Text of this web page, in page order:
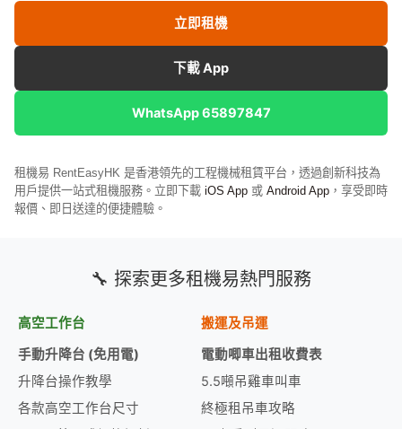
立即租機
下載 App
WhatsApp 65897847
租機易 RentEasyHK 是香港領先的工程機械租賃平台，透過創新科技為
用戶提供一站式租機服務。立即下載 iOS App 或 Android App ，享受即時
報價、即日送達的便捷體驗。
🔧 探索更多租機易熱門服務
高空工作台
手動升降台 (免用電)
升降台操作教學
各款高空工作台尺寸
搬運及吊運
電動唧車出租收費表
5.5噸吊雞車叫車
終極租吊車攻略